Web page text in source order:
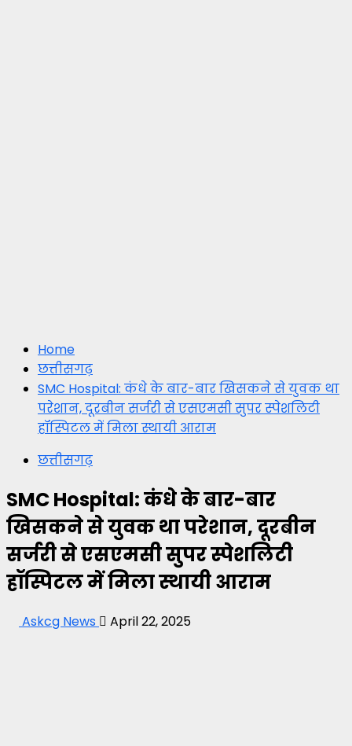
Home
छत्तीसगढ़
SMC Hospital: कंधे के बार-बार खिसकने से युवक था
परेशान, दूरबीन सर्जरी से एसएमसी सुपर स्पेशलिटी
हॉस्पिटल में मिला स्थायी आराम
छत्तीसगढ़
SMC Hospital: कंधे के बार-बार
खिसकने से युवक था परेशान, दूरबीन
सर्जरी से एसएमसी सुपर स्पेशलिटी
हॉस्पिटल में मिला स्थायी आराम
Askcg News April 22, 2025